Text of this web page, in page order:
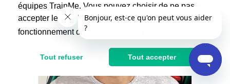
équipes TrainMe. Vous pouvez choisir de ne pas
accepter les cookies non indispensables au
fonctionnement du site.
Tout refuser Tout accepter